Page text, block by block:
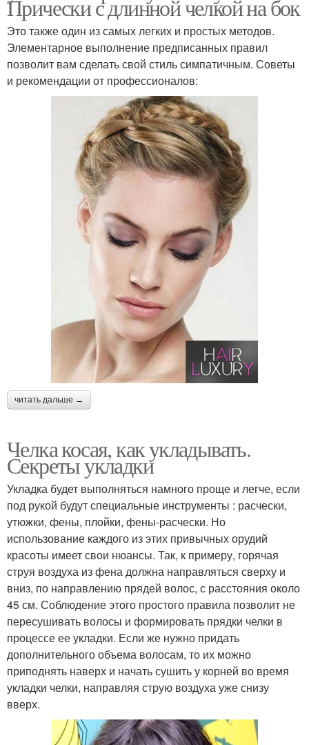
Прически с длинной челкой на бок
Это также один из самых легких и простых методов.
Элементарное выполнение предписанных правил
позволит вам сделать свой стиль симпатичным. Советы
и рекомендации от профессионалов:
читать дальше →
Челка косая, как укладывать.
Секреты укладки
Укладка будет выполняться намного проще и легче, если
под рукой будут специальные инструменты : расчески,
утюжки, фены, плойки, фены-расчески. Но
использование каждого из этих привычных орудий
красоты имеет свои нюансы. Так, к примеру, горячая
струя воздуха из фена должна направляться сверху и
вниз, по направлению прядей волос, с расстояния около
45 см. Соблюдение этого простого правила позволит не
пересушивать волосы и формировать прядки челки в
процессе ее укладки. Если же нужно придать
дополнительного объема волосам, то их можно
приподнять наверх и начать сушить у корней во время
укладки челки, направляя струю воздуха уже снизу
вверх.